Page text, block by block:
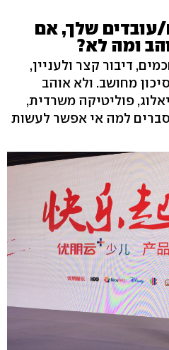
עובדים שלך, אם
ומה לא?
דיבור קצר ולעניין,
מחושב. ולא אוהב
פוליטיקה משרדית,
למה אי אפשר לעשות